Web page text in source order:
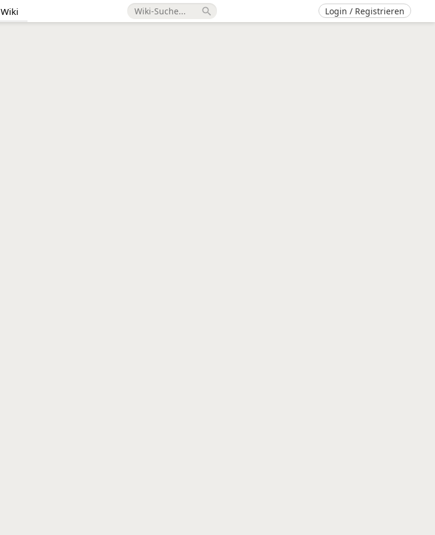
Wiki search Login / Registrieren